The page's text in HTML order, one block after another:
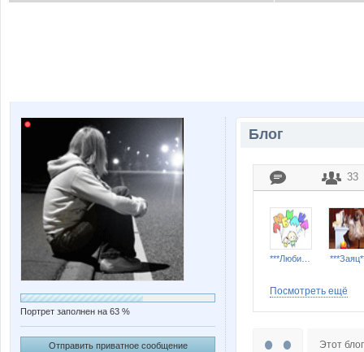
Портрет заполнен на 63 %
Отправить приватное сообщение
Блог
33
Посмотреть ещё
Этот